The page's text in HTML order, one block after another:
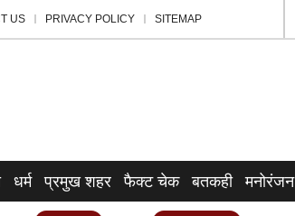
US PRIVACY POLICY SITEMAP
धर्म प्रमुख शहर फैक्ट चेक बतकही मनोरंजन